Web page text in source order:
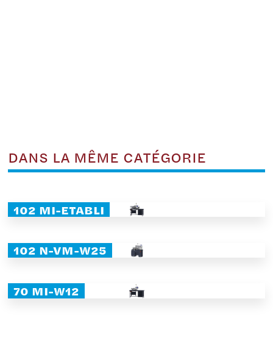
DANS LA MÊME CATÉGORIE
102 MI-ETABLI
102 N-VM-W25
70 MI-W12